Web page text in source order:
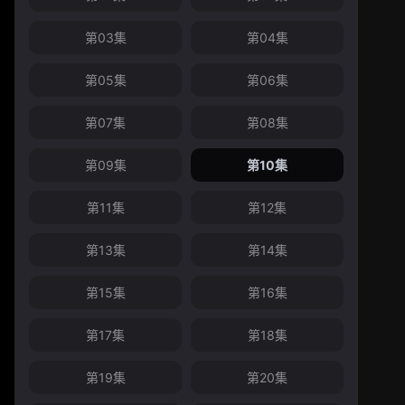
第03集 第04集
第05集 第06集
第07集 第08集
第09集 第10集
第11集 第12集
第13集 第14集
第15集 第16集
第17集 第18集
第19集 第20集